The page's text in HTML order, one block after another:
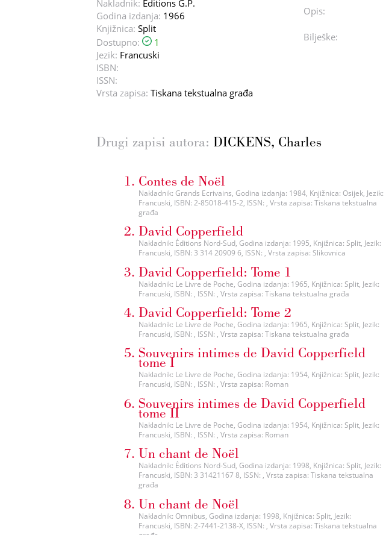
Nakladnik: Éditions G.P.
Godina izdanja: 1966
Knjižnica: Split
Dostupno:
1
Jezik: Francuski
ISBN:
ISSN:
Vrsta zapisa: Tiskana tekstualna građa
Opis:
Bilješke:
Drugi zapisi autora: DICKENS, Charles
Contes de Noël
Nakladnik: Grands Ecrivains, Godina izdanja: 1984, Knjižnica: Osijek, Jezik:
Francuski, ISBN: 2-85018-415-2, ISSN: , Vrsta zapisa: Tiskana tekstualna
građa
David Copperfield
Nakladnik: Éditions Nord-Sud, Godina izdanja: 1995, Knjižnica: Split, Jezik:
Francuski, ISBN: 3 314 20909 6, ISSN: , Vrsta zapisa: Slikovnica
David Copperfield: Tome 1
Nakladnik: Le Livre de Poche, Godina izdanja: 1965, Knjižnica: Split, Jezik:
Francuski, ISBN: , ISSN: , Vrsta zapisa: Tiskana tekstualna građa
David Copperfield: Tome 2
Nakladnik: Le Livre de Poche, Godina izdanja: 1965, Knjižnica: Split, Jezik:
Francuski, ISBN: , ISSN: , Vrsta zapisa: Tiskana tekstualna građa
Souvenirs intimes de David Copperfield
tome I
Nakladnik: Le Livre de Poche, Godina izdanja: 1954, Knjižnica: Split, Jezik:
Francuski, ISBN: , ISSN: , Vrsta zapisa: Roman
Souvenirs intimes de David Copperfield
tome II
Nakladnik: Le Livre de Poche, Godina izdanja: 1954, Knjižnica: Split, Jezik:
Francuski, ISBN: , ISSN: , Vrsta zapisa: Roman
Un chant de Noël
Nakladnik: Éditions Nord-Sud, Godina izdanja: 1998, Knjižnica: Split, Jezik:
Francuski, ISBN: 3 31421167 8, ISSN: , Vrsta zapisa: Tiskana tekstualna
građa
Un chant de Noël
Nakladnik: Omnibus, Godina izdanja: 1998, Knjižnica: Split, Jezik:
Francuski, ISBN: 2-7441-2138-X, ISSN: , Vrsta zapisa: Tiskana tekstualna